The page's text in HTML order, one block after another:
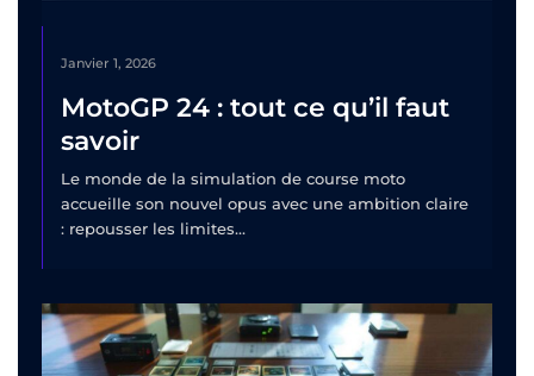
Janvier 1, 2026
MotoGP 24 : tout ce qu’il faut
savoir
Le monde de la simulation de course moto
accueille son nouvel opus avec une ambition claire
: repousser les limites...